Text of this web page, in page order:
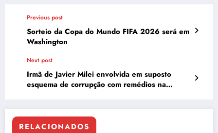
Previous post
Sorteio da Copa do Mundo FIFA 2026 será em
Washington
Next post
Irmã de Javier Milei envolvida em suposto
esquema de corrupção com remédios na
RELACIONADOS